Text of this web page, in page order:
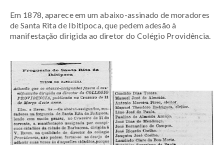
Em 1878, aparece em um abaixo-assinado de moradores
de Santa Rita de Ibitipoca, que pedem adesão à
manifestação dirigida ao diretor do Colégio Providência.